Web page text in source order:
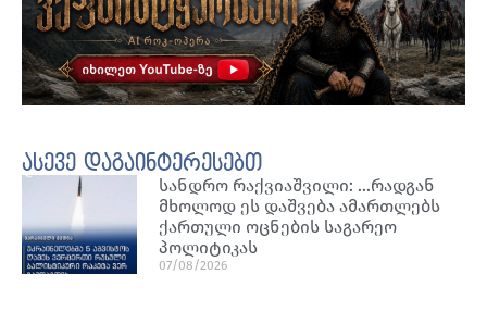
ასევე დაგაინტერესებთ
სანდრო რაქვიაშვილი: …რადგან
მხოლოდ ეს დაშვება ამართლებს
ქართული ოცნების საგარეო
პოლიტიკას
07/08/2026